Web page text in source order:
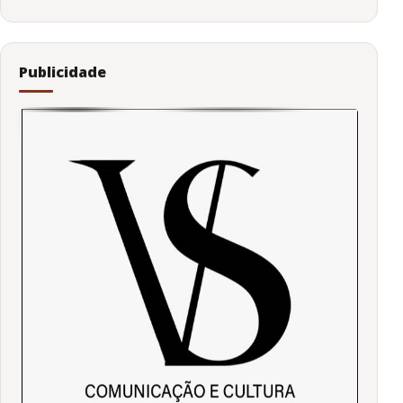
Publicidade